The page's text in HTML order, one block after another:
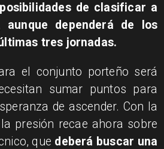
de clasificar a
aunque dependerá de los
tres jornadas.
el conjunto porteño será
sumar puntos para
de ascender. Con la
presión recae ahora sobre
que deberá buscar una